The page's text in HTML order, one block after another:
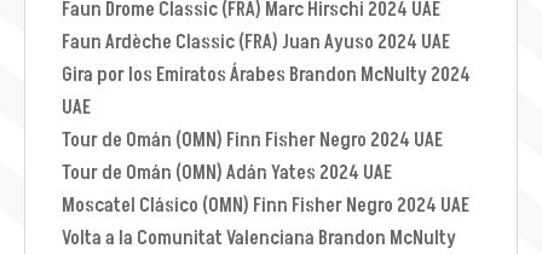
Faun Drome Classic (FRA) Marc Hirschi 2024 UAE
Faun Ardèche Classic (FRA) Juan Ayuso 2024 UAE
Gira por los Emiratos Árabes Brandon McNulty 2024
UAE
Tour de Omán (OMN) Finn Fisher Negro 2024 UAE
Tour de Omán (OMN) Adán Yates 2024 UAE
Moscatel Clásico (OMN) Finn Fisher Negro 2024 UAE
Volta a la Comunitat Valenciana Brandon McNulty